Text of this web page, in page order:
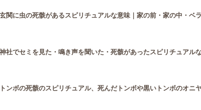
玄関に虫の死骸があるスピリチュアルな意味｜家の前・家の中・ベ
神社でセミを見た・鳴き声を聞いた・死骸があったスピリチュアル
トンボの死骸のスピリチュアル、死んだトンボや黒いトンボのオニ